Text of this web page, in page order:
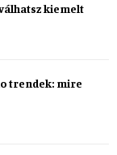
kiemelt
trendek: mire